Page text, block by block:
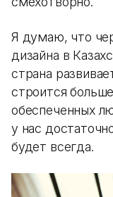
Я думаю, что
дизайна в
страна
строится
обеспеченных
у нас
будет всегда.